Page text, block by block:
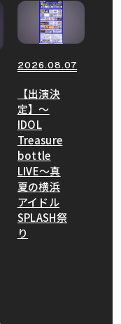
2026.08.07
【出演決
定】〜
IDOL
Treasure
bottle
LIVE〜真
夏の横浜
アイドル
SPLASH祭
り